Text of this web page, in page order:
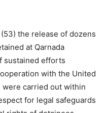
the release of dozens
at Qarnada
sustained efforts
with the United
carried out within
for legal safeguards